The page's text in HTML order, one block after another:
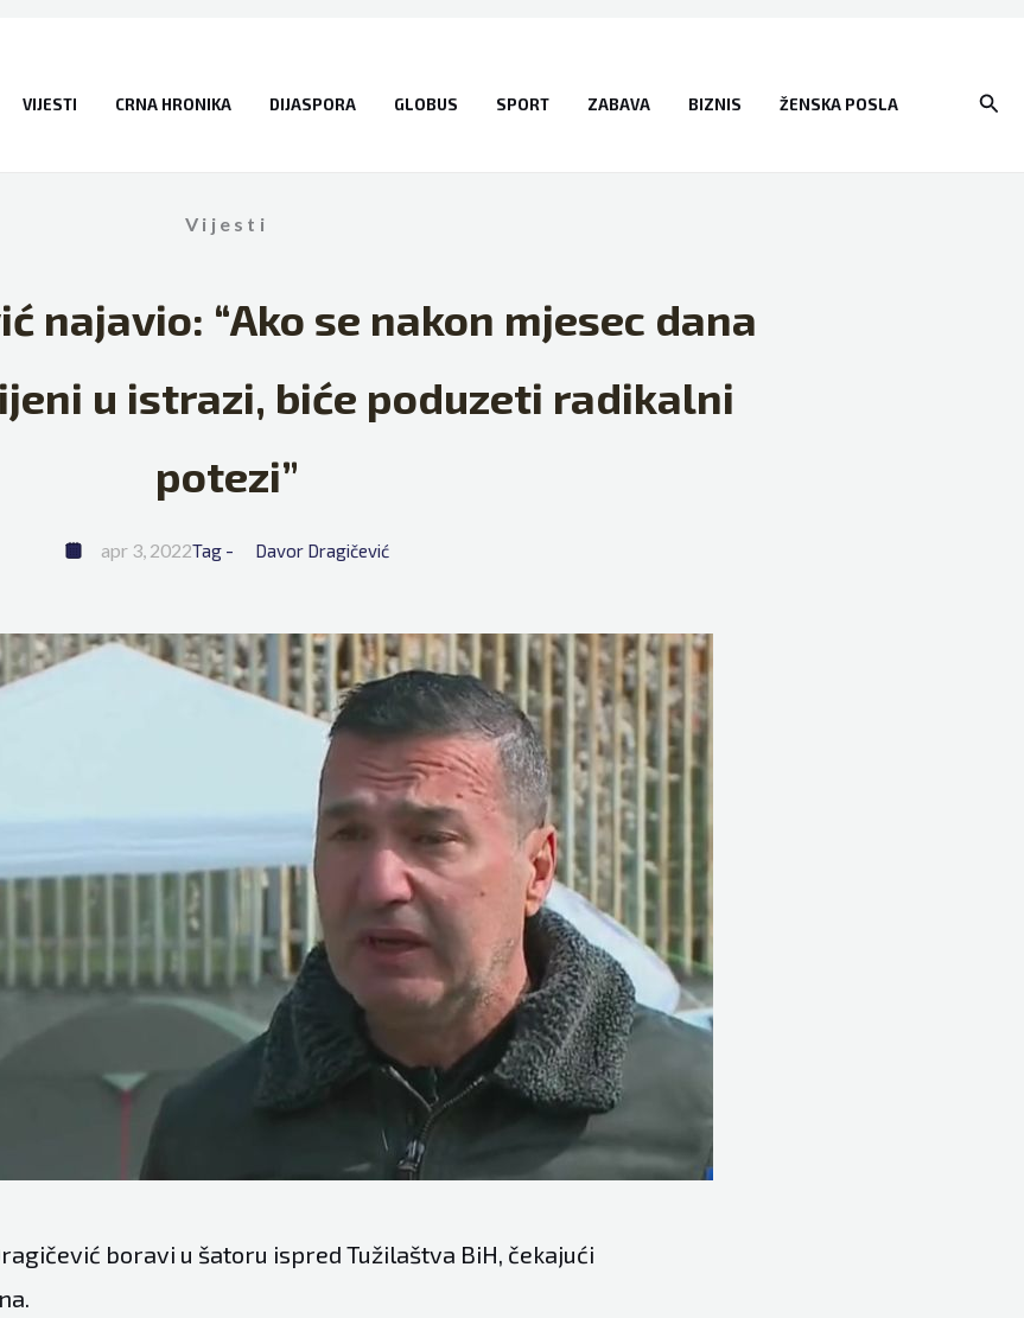
VIJESTI CRNA HRONIKA DIJASPORA GLOBUS SPORT ZABAVA BIZNIS ŽENSKA POSLA
Vijesti
najavio: “Ako se nakon mjesec dana
u istrazi, biće poduzeti radikalni
potezi”
apr 3, 2022Tag - Davor Dragičević
boravi u šatoru ispred Tužilaštva BiH, čekajući